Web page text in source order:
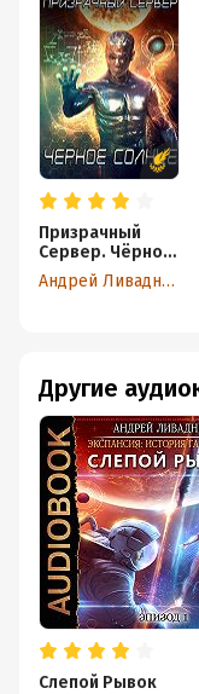
Призрачный
Сервер. Чёрное
Солнце
Андрей Ливадный
Другие
Слепой Рывок